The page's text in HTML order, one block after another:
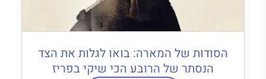
הסודות של המארה: בואו לגלות את הצד
הנסתר של הרובע הכי שיקי בפריז